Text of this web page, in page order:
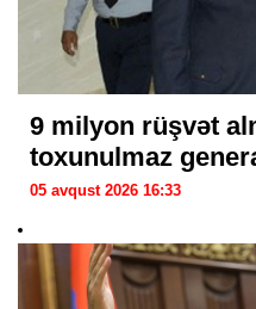
9 milyon rüşvət
toxunulmaz
05 avqust 2026 16:33